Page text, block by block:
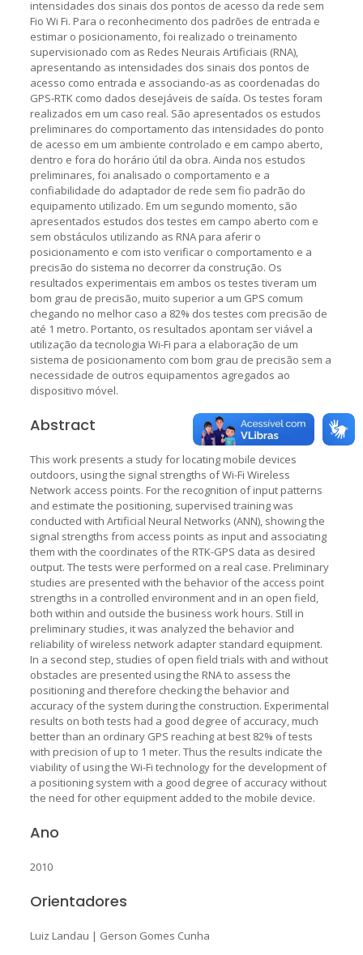
intensidades dos sinais dos pontos de acesso da rede sem
Fio Wi Fi. Para o reconhecimento dos padrões de entrada e
estimar o posicionamento, foi realizado o treinamento
supervisionado com as Redes Neurais Artificiais (RNA),
apresentando as intensidades dos sinais dos pontos de
acesso como entrada e associando-as as coordenadas do
GPS-RTK como dados desejáveis de saída. Os testes foram
realizados em um caso real. São apresentados os estudos
preliminares do comportamento das intensidades do ponto
de acesso em um ambiente controlado e em campo aberto,
dentro e fora do horário útil da obra. Ainda nos estudos
preliminares, foi analisado o comportamento e a
confiabilidade do adaptador de rede sem fio padrão do
equipamento utilizado. Em um segundo momento, são
apresentados estudos dos testes em campo aberto com e
sem obstáculos utilizando as RNA para aferir o
posicionamento e com isto verificar o comportamento e a
precisão do sistema no decorrer da construção. Os
resultados experimentais em ambos os testes tiveram um
bom grau de precisão, muito superior a um GPS comum
chegando no melhor caso a 82% dos testes com precisão de
até 1 metro. Portanto, os resultados apontam ser viável a
utilização da tecnologia Wi-Fi para a elaboração de um
sistema de posicionamento com bom grau de precisão sem a
necessidade de outros equipamentos agregados ao
dispositivo móvel.
Abstract
This work presents a study for locating mobile devices
outdoors, using the signal strengths of Wi-Fi Wireless
Network access points. For the recognition of input patterns
and estimate the positioning, supervised training was
conducted with Artificial Neural Networks (ANN), showing the
signal strengths from access points as input and associating
them with the coordinates of the RTK-GPS data as desired
output. The tests were performed on a real case. Preliminary
studies are presented with the behavior of the access point
strengths in a controlled environment and in an open field,
both within and outside the business work hours. Still in
preliminary studies, it was analyzed the behavior and
reliability of wireless network adapter standard equipment.
In a second step, studies of open field trials with and without
obstacles are presented using the RNA to assess the
positioning and therefore checking the behavior and
accuracy of the system during the construction. Experimental
results on both tests had a good degree of accuracy, much
better than an ordinary GPS reaching at best 82% of tests
with precision of up to 1 meter. Thus the results indicate the
viability of using the Wi-Fi technology for the development of
a positioning system with a good degree of accuracy without
the need for other equipment added to the mobile device.
Ano
2010
Orientadores
Luiz Landau | Gerson Gomes Cunha